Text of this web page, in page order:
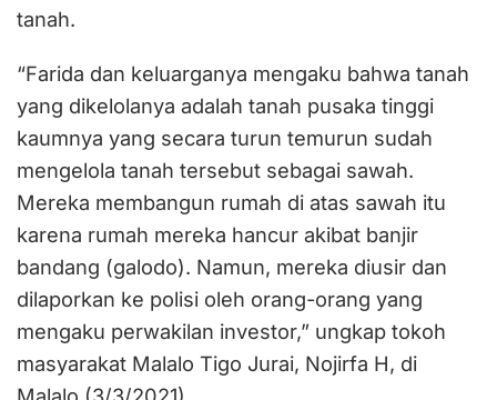
tanah.
“Farida dan keluarganya mengaku bahwa tanah
yang dikelolanya adalah tanah pusaka tinggi
kaumnya yang secara turun temurun sudah
mengelola tanah tersebut sebagai sawah.
Mereka membangun rumah di atas sawah itu
karena rumah mereka hancur akibat banjir
bandang (galodo). Namun, mereka diusir dan
dilaporkan ke polisi oleh orang-orang yang
mengaku perwakilan investor,” ungkap tokoh
masyarakat Malalo Tigo Jurai, Nojirfa H, di
Malalo (3/3/2021).